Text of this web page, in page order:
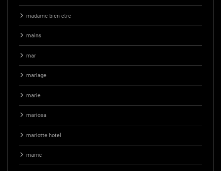
madame bien etre
mains
mar
mariage
marie
mariosa
mariotte hotel
marne